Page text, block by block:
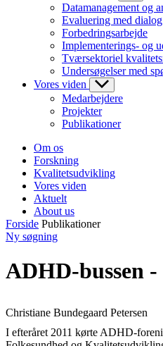
Datamanagement og
Evaluering med
Forbedringsarbejde
Implementerings- og
Tværsektoriel
Undersøgelser med
Vores viden
Medarbejdere
Projekter
Publikationer
Om os
Forskning
Kvalitetsudvikling
Vores viden
Aktuelt
About us
Forside Publikationer
Ny søgning
ADHD-bussen
Christiane Bundegaard Petersen
I efteråret 2011 kørte ADHD-